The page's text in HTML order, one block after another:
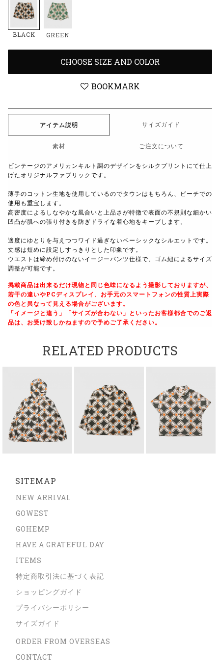
BLACK GREEN
CHOOSE SIZE AND COLOR
BOOKMARK
アイテム説明 サイズガイド
素材 ご注文について
ビンテージのアメリカンキルト調のデザインをシルクプリントにて仕上
げたオリジナルファブリックです。
薄手のコットン生地を使用しているのでタウンはもちろん、ビーチでの
使用も重宝します。
高密度によるしなやかな風合いと上品さが特徴で表面の不規則な細かい
凹凸が肌への張り付きを防ぎドライな着心地をキープします。
適度にゆとりを与えつつワイド過ぎないベーシックなシルエットです。
丈感は短めに設定しすっきりとした印象です。
ウエストは締め付けのないイージーパンツ仕様で、ゴム紐によるサイズ
調整が可能です。
掲載商品は出来るだけ現物と同じ色味になるよう撮影しておりますが、
若干の違いやPCディスプレイ、お手元のスマートフォンの性質上実際
の色と異なって見える場合がございます。
「イメージと違う」「サイズが合わない」といったお客様都合でのご返
品は、お受け致しかねますので予めご了承ください。
RELATED PRODUCTS
SITEMAP
NEW ARRIVAL
GOWEST
GOHEMP
HAVE A GRATEFUL DAY
ITEMS
特定商取引法に基づく表記
ショッピングガイド
プライバシーポリシー
サイズガイド
ORDER FROM OVERSEAS
CONTACT